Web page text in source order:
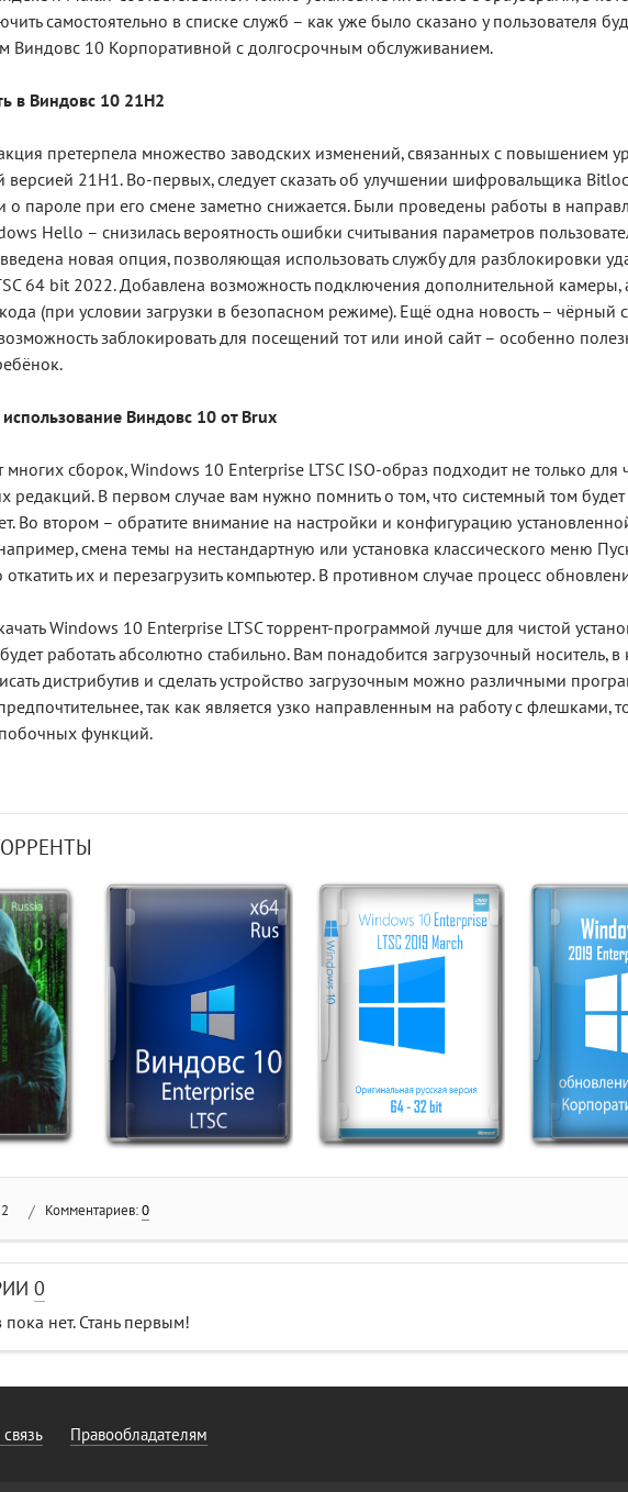
самостоятельно в списке служб – как уже было сказано у пользователя
Виндовс 10 Корпоративной с долгосрочным обслуживанием.
в Виндовс 10 21H2
претерпела множество заводских изменений, связанных с повышением
21H1. Во-первых, следует сказать об улучшении шифровальщика
пароле при его смене заметно снижается. Были проведены работы в
Hello – снизилась вероятность ошибки считывания параметров
новая опция, позволяющая использовать службу для разблокировки
64 bit 2022. Добавлена возможность подключения дополнительной камеры,
(при условии загрузки в безопасном режиме). Ещё одна новость – чёрный
заблокировать для посещений тот или иной сайт – особенно
использование Виндовс 10 от Brux
многих сборок, Windows 10 Enterprise LTSC ISO-образ подходит не только для
редакций. В первом случае вам нужно помнить о том, что системный том
Во втором – обратите внимание на настройки и конфигурацию
смена темы на нестандартную или установка классического меню
их и перезагрузить компьютер. В противном случае процесс
Windows 10 Enterprise LTSC торрент-программой лучше для чистой
работать абсолютно стабильно. Вам понадобится загрузочный носитель,
дистрибутив и сделать устройство загрузочным можно различными
так как является узко направленным на работу с флешками,
функций.
/ Комментариев:0
0
нет. Стань первым!
Правообладателям